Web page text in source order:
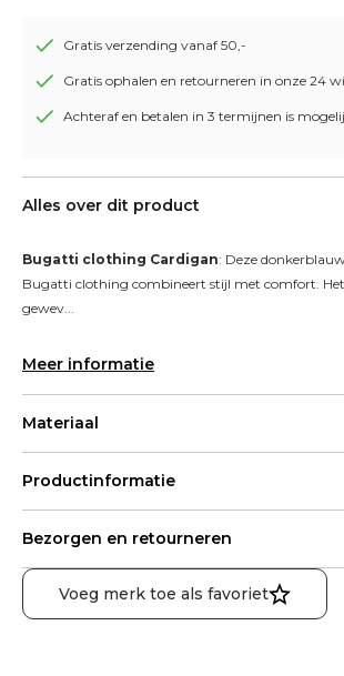
Gratis verzending vanaf 50,-
Gratis ophalen en retourneren in onze 24
Achteraf en betalen in 3 termijnen is
Alles over dit product
Bugatti clothing Cardigan: Deze
Bugatti clothing combineert stijl met comfort. Het
gewev...
Meer informatie
Materiaal
Productinformatie
Bezorgen en retourneren
Voeg merk toe als favoriet